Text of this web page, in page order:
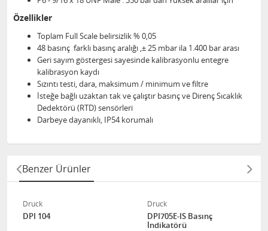
Özellikler
Toplam Full Scale belirsizlik % 0,05
48 basınç farklı basınç aralığı ,± 25 mbar ila 1.400 bar arası
Geri sayım göstergesi sayesinde kalibrasyonlu entegre
kalibrasyon kaydı
Sızıntı testi, dara, maksimum / minimum ve filtre
İsteğe bağlı uzaktan tak ve çalıştır basınç ve Direnç Sıcaklık
Dedektörü (RTD) sensörleri
Darbeye dayanıklı, IP54 korumalı
Benzer Ürünler
Druck
DPI 104
Druck
DPI705E-IS Basınç
İndikatörü